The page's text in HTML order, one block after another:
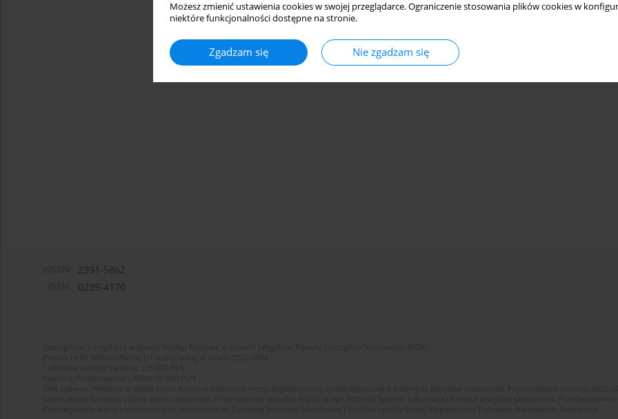
Możesz zmienić ustawienia cookies w swojej przeglądarce. Ograniczenie stosowania plików cookies w
niektóre funkcjonalności dostępne na stronie.
Zgadzam się Nie zgadzam się
2391-5862
0239-4170